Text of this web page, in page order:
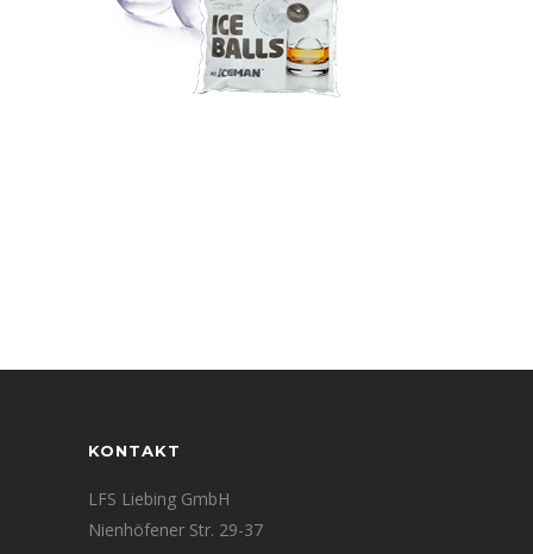
KONTAKT
LFS Liebing GmbH
Nienhöfener Str. 29-37